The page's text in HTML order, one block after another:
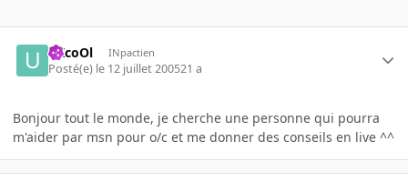
uXcoOl INpactien
Posté(e) le 12 juillet 200521 a
Bonjour tout le monde, je cherche une personne qui pourra
m'aider par msn pour o/c et me donner des conseils en live ^^